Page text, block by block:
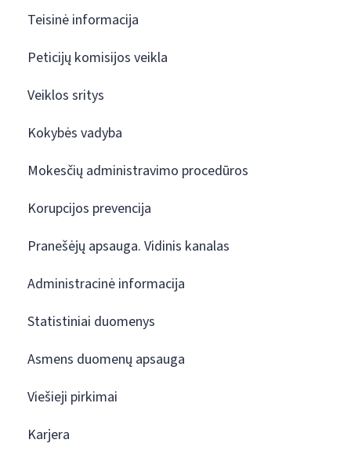
Teisinė informacija
Peticijų komisijos veikla
Veiklos sritys
Kokybės vadyba
Mokesčių administravimo procedūros
Korupcijos prevencija
Pranešėjų apsauga. Vidinis kanalas
Administracinė informacija
Statistiniai duomenys
Asmens duomenų apsauga
Viešieji pirkimai
Karjera